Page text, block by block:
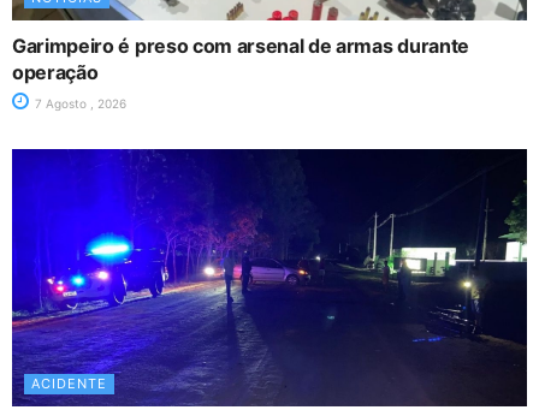
Garimpeiro é preso com arsenal de armas durante
operação
7 Agosto , 2026
ACIDENTE